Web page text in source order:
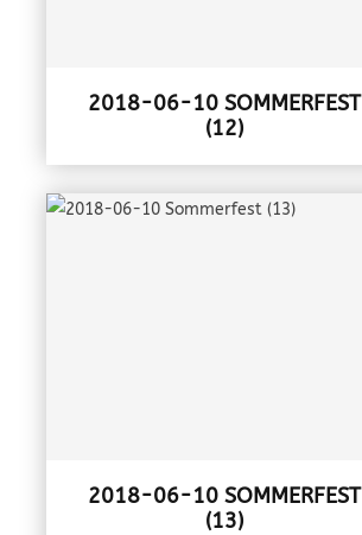
2018-06-10 SOMMERFEST
(12)
2018-06-10 SOMMERFEST
(13)